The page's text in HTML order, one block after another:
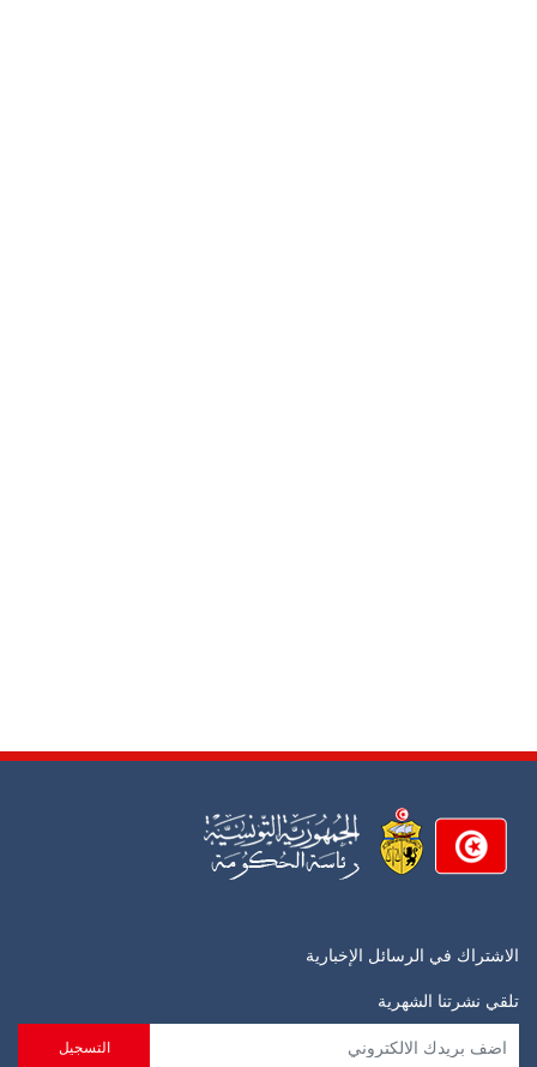
الاشتراك في الرسائل الإخبارية
تلقي نشرتنا الشهرية